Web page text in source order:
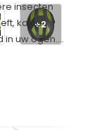
+2
insecten
kan u
uw ogen....